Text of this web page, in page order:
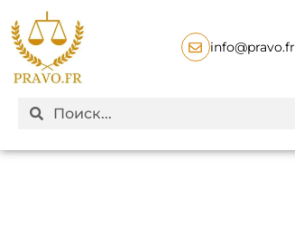
info@pravo.fr